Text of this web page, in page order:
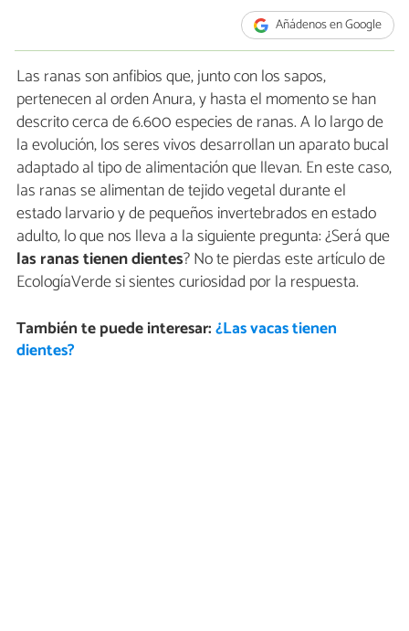
Añádenos en Google
Las ranas son anfibios que, junto con los sapos,
pertenecen al orden Anura, y hasta el momento se han
descrito cerca de 6.600 especies de ranas. A lo largo de
la evolución, los seres vivos desarrollan un aparato bucal
adaptado al tipo de alimentación que llevan. En este caso,
las ranas se alimentan de tejido vegetal durante el
estado larvario y de pequeños invertebrados en estado
adulto, lo que nos lleva a la siguiente pregunta: ¿Será que
las ranas tienen dientes? No te pierdas este artículo de
EcologíaVerde si sientes curiosidad por la respuesta.
También te puede interesar:¿Las vacas tienen
dientes?